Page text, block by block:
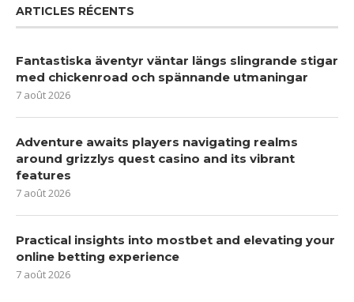
ARTICLES RÉCENTS
Fantastiska äventyr väntar längs slingrande stigar
med chickenroad och spännande utmaningar
7 août 2026
Adventure awaits players navigating realms
around grizzlys quest casino and its vibrant
features
7 août 2026
Practical insights into mostbet and elevating your
online betting experience
7 août 2026